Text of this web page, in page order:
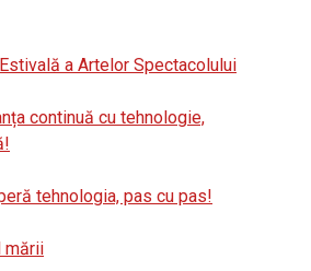
a Artelor Spectacolului
continuă cu tehnologie,
tehnologia, pas cu pas!
mării